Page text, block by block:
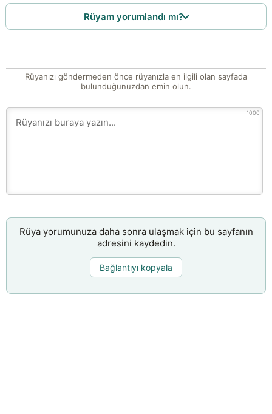
Rüyam yorumlandı mı?
Rüyanızı göndermeden önce rüyanızla en ilgili olan sayfada
bulunduğunuzdan emin olun.
1000
Rüya yorumunuza daha sonra ulaşmak için bu sayfanın
adresini kaydedin.
Bağlantıyı kopyala